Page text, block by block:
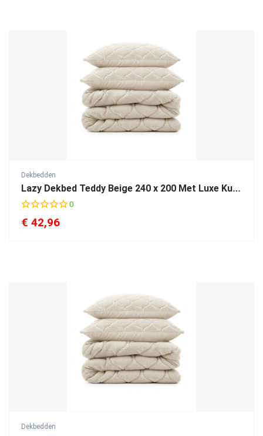
Dekbedden
Lazy Dekbed Teddy Beige 240 x 200 Met Luxe Kussenslopen
0
€ 42,96
Dekbedden